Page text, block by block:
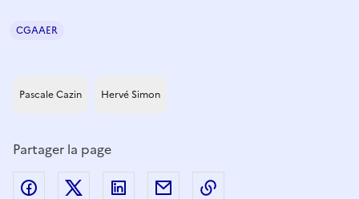
CGAAER
Pascale Cazin Hervé Simon
Partager la page
Partager sur Facebook
Partager sur Twitter
Partager sur LinkedIn
Partager par email